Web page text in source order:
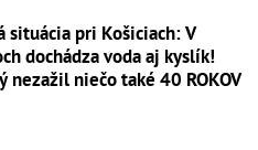
situácia pri Košiciach: V
dochádza voda aj kyslík!
nezažil niečo také 40 ROKOV